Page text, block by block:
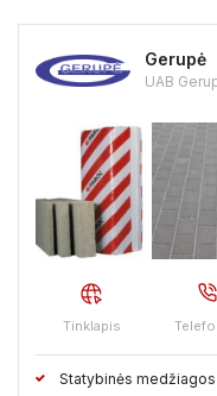
Plungės raj. Prienų raj.
Rietavo sav. Rokiškio raj.
Šalčininkų raj. Šiaulių raj.
Širvintų raj. Švenčionių
Trakų raj. Ukmergės raj.
Vilkaviškio raj. Vilniaus
Gerupė
UAB
Tinklapis
Statybinės medžiagos